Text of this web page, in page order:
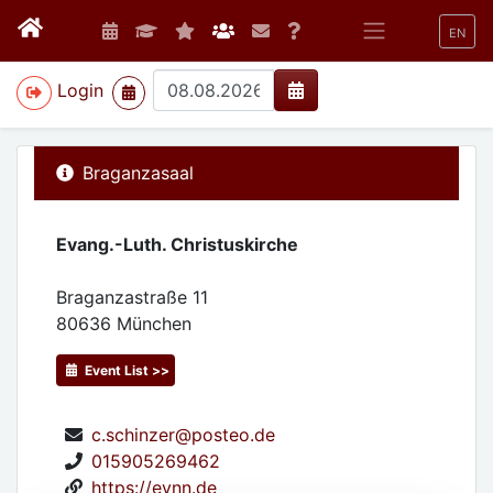
EN
Login
>
Braganzasaal
Evang.-Luth. Christuskirche
Braganzastraße 11
80636 München
Event List >>
c.schinzer@posteo.de
015905269462
https://evnn.de